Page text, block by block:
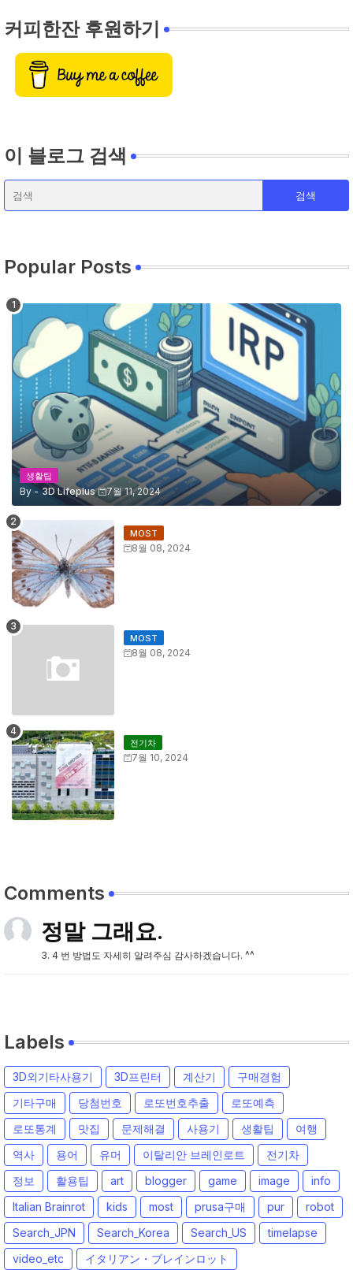
커피한잔 후원하기
이 블로그 검색
Popular Posts
생활팁
By - 3D Lifeplus 7월 11, 2024
MOST
8월 08, 2024
MOST
8월 08, 2024
전기차
7월 10, 2024
Comments
정말 그래요.
3. 4 번 방법도 자세히 알려주심 감사하겠습니다. ^^
Labels
3D외기타사용기 3D프린터 계산기
구매경험
기타구매
당첨번호 로또번호추출
로또예측
로또통계
맛집 문제해결 사용기 생활팁
여행
역사
용어 유머 이탈리안 브레인로트
전기차
정보
활용팁 art blogger game image
info
Italian Brainrot
kids most prusa구매 pur
robot
Search_JPN
Search_Korea Search_US
timelapse
video_etc
イタリアン・ブレインロット